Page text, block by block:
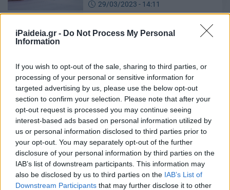
iPaideia.gr - Do Not Process My Personal
Information
If you wish to opt-out of the sale, sharing to third parties, or
processing of your personal or sensitive information for
targeted advertising by us, please use the below opt-out
section to confirm your selection. Please note that after your
opt-out request is processed you may continue seeing
interest-based ads based on personal information utilized by
us or personal information disclosed to third parties prior to
your opt-out. You may separately opt-out of the further
disclosure of your personal information by third parties on the
IAB’s list of downstream participants. This information may
also be disclosed by us to third parties on the IAB’s List of
Downstream Participants that may further disclose it to other
29/03/2023 - 14:11
Καταγγέλλει «κακοδιοίκηση»
27/03/2023 - 14:23
Υποτροφίες ΙΚΥ για φοιτητές:
Μέχρι πότε γίνονται αιτήσεις –
Πόσοι δικαιούχοι θα
επωφεληθούν
28/11/2022 - 13:39